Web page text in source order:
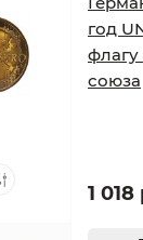
год
флагу
союза
1 018